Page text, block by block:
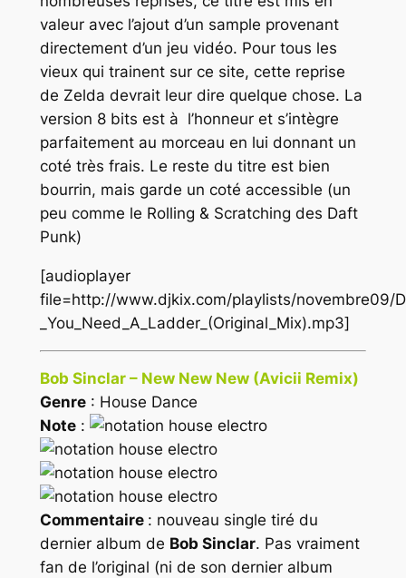
valeur avec l’ajout d’un sample provenant
directement d’un jeu vidéo. Pour tous les
vieux qui trainent sur ce site, cette reprise
de Zelda devrait leur dire quelque chose. La
version 8 bits est à l’honneur et s’intègre
parfaitement au morceau en lui donnant un
coté très frais. Le reste du titre est bien
bourrin, mais garde un coté accessible (un
peu comme le Rolling & Scratching des Daft
Punk)
[audioplayer
file=http://www.djkix.com/playlists/novembre09/
_You_Need_A_Ladder_(Original_Mix).mp3]
Bob Sinclar – New New New (Avicii Remix)
Genre: House Dance
Note:
Commentaire : nouveau single tiré du
dernier album de Bob Sinclar. Pas vraiment
fan de l’original (ni de son dernier album